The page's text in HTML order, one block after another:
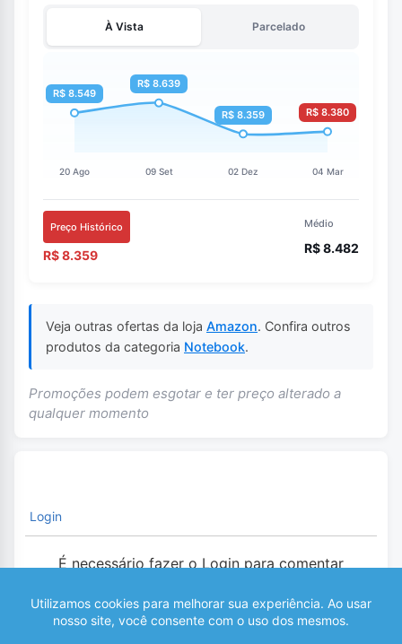
À Vista Parcelado
Preço Histórico
R$ 8.359
Médio
R$ 8.482
Veja outras ofertas da loja Amazon. Confira outros
produtos da categoria Notebook.
Promoções podem esgotar e ter preço alterado a
qualquer momento
Login
É necessário fazer o Login para comentar
0 COMENTÁRIOS